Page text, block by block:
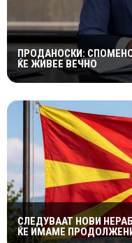
ПРОДАНОСКИ:
ЌЕ ЖИВЕЕ ВЕЧНО
СЛЕДУВААТ НОВИ
ЌЕ ИМАМЕ